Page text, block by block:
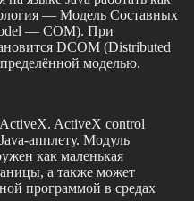
— Модель Составных
— COM). При
DCOM (Distributed
моделью.
ActiveX control
апплету. Модуль
как маленькая
а также может
программой в средах